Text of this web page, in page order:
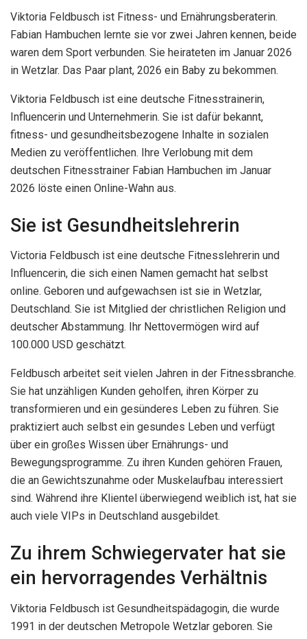
Viktoria Feldbusch ist Fitness- und Ernährungsberaterin.
Fabian Hambuchen lernte sie vor zwei Jahren kennen, beide
waren dem Sport verbunden. Sie heirateten im Januar 2026
in Wetzlar. Das Paar plant, 2026 ein Baby zu bekommen.
Viktoria Feldbusch ist eine deutsche Fitnesstrainerin,
Influencerin und Unternehmerin. Sie ist dafür bekannt,
fitness- und gesundheitsbezogene Inhalte in sozialen
Medien zu veröffentlichen. Ihre Verlobung mit dem
deutschen Fitnesstrainer Fabian Hambuchen im Januar
2026 löste einen Online-Wahn aus.
Sie ist Gesundheitslehrerin
Victoria Feldbusch ist eine deutsche Fitnesslehrerin und
Influencerin, die sich einen Namen gemacht hat selbst
online. Geboren und aufgewachsen ist sie in Wetzlar,
Deutschland. Sie ist Mitglied der christlichen Religion und
deutscher Abstammung. Ihr Nettovermögen wird auf
100.000 USD geschätzt.
Feldbusch arbeitet seit vielen Jahren in der Fitnessbranche.
Sie hat unzähligen Kunden geholfen, ihren Körper zu
transformieren und ein gesünderes Leben zu führen. Sie
praktiziert auch selbst ein gesundes Leben und verfügt
über ein großes Wissen über Ernährungs- und
Bewegungsprogramme. Zu ihren Kunden gehören Frauen,
die an Gewichtszunahme oder Muskelaufbau interessiert
sind. Während ihre Klientel überwiegend weiblich ist, hat sie
auch viele VIPs in Deutschland ausgebildet.
Zu ihrem Schwiegervater hat sie
ein hervorragendes Verhältnis
Viktoria Feldbusch ist Gesundheitspädagogin, die wurde
1991 in der deutschen Metropole Wetzlar geboren. Sie